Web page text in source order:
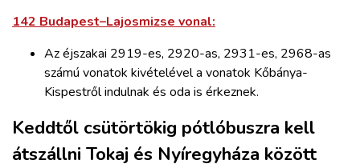
142 Budapest–Lajosmizse vonal:
Az éjszakai 2919-es, 2920-as, 2931-es, 2968-as
számú vonatok kivételével a vonatok Kőbánya-
Kispestről indulnak és oda is érkeznek.
Keddtől csütörtökig pótlóbuszra kell
átszállni Tokaj és Nyíregyháza között